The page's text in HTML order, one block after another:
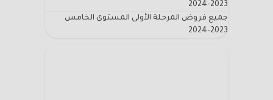
2023-2024
جميع فروض المرحلة الأولى المستوى الخامس
2023-2024